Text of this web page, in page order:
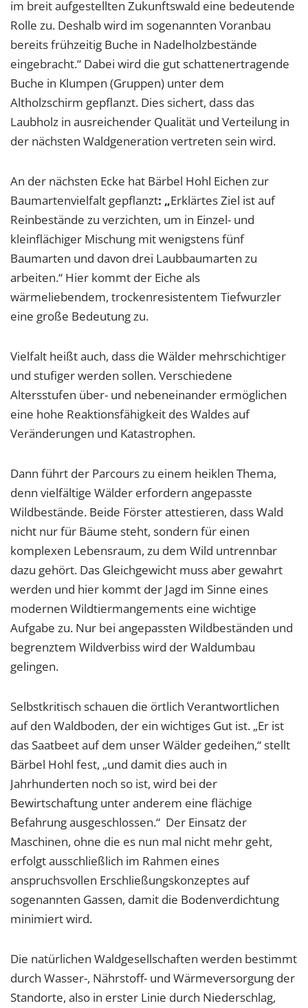
im breit aufgestellten Zukunftswald eine bedeutende
Rolle zu. Deshalb wird im sogenannten Voranbau
bereits frühzeitig Buche in Nadelholzbestände
eingebracht.“ Dabei wird die gut schattenertragende
Buche in Klumpen (Gruppen) unter dem
Altholzschirm gepflanzt. Dies sichert, dass das
Laubholz in ausreichender Qualität und Verteilung in
der nächsten Waldgeneration vertreten sein wird.
An der nächsten Ecke hat Bärbel Hohl Eichen zur
Baumartenvielfalt gepflanzt: „Erklärtes Ziel ist auf
Reinbestände zu verzichten, um in Einzel- und
kleinflächiger Mischung mit wenigstens fünf
Baumarten und davon drei Laubbaumarten zu
arbeiten.“ Hier kommt der Eiche als
wärmeliebendem, trockenresistentem Tiefwurzler
eine große Bedeutung zu.
Vielfalt heißt auch, dass die Wälder mehrschichtiger
und stufiger werden sollen. Verschiedene
Altersstufen über- und nebeneinander ermöglichen
eine hohe Reaktionsfähigkeit des Waldes auf
Veränderungen und Katastrophen.
Dann führt der Parcours zu einem heiklen Thema,
denn vielfältige Wälder erfordern angepasste
Wildbestände. Beide Förster attestieren, dass Wald
nicht nur für Bäume steht, sondern für einen
komplexen Lebensraum, zu dem Wild untrennbar
dazu gehört. Das Gleichgewicht muss aber gewahrt
werden und hier kommt der Jagd im Sinne eines
modernen Wildtiermangements eine wichtige
Aufgabe zu. Nur bei angepassten Wildbeständen und
begrenztem Wildverbiss wird der Waldumbau
gelingen.
Selbstkritisch schauen die örtlich Verantwortlichen
auf den Waldboden, der ein wichtiges Gut ist. „Er ist
das Saatbeet auf dem unser Wälder gedeihen,“ stellt
Bärbel Hohl fest, „und damit dies auch in
Jahrhunderten noch so ist, wird bei der
Bewirtschaftung unter anderem eine flächige
Befahrung ausgeschlossen.“ Der Einsatz der
Maschinen, ohne die es nun mal nicht mehr geht,
erfolgt ausschließlich im Rahmen eines
anspruchsvollen Erschließungskonzeptes auf
sogenannten Gassen, damit die Bodenverdichtung
minimiert wird.
Die natürlichen Waldgesellschaften werden bestimmt
durch Wasser-, Nährstoff- und Wärmeversorgung der
Standorte, also in erster Linie durch Niederschlag,